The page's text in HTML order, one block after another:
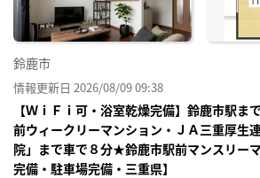
鈴鹿市
情報更新日 2026/08/09 09:38
【ＷｉＦｉ可・浴室乾燥完備】鈴鹿市駅
前ウィークリーマンション・ＪＡ三重厚生
院」まで車で８分★鈴鹿市駅前マンスリー
完備・駐車場完備・三重県】